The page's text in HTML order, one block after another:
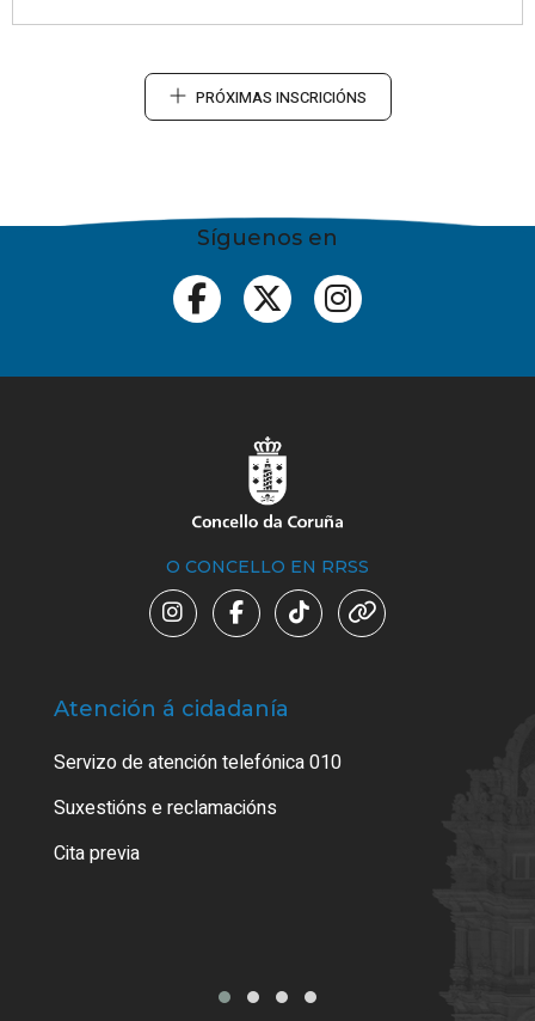
PRÓXIMAS INSCRICIÓNS
Síguenos en
O CONCELLO EN RRSS
Atención á cidadanía
Servizo de atención telefónica 010
Suxestións e reclamacións
Cita previa